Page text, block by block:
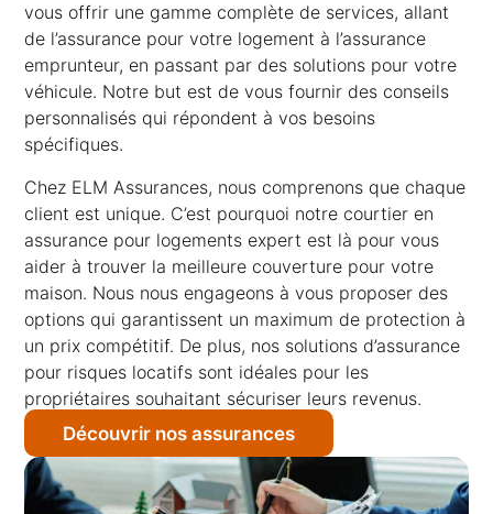
vous offrir une gamme complète de services, allant
de l’assurance pour votre logement à l’assurance
emprunteur, en passant par des solutions pourvotre
véhicule. Notre but est de vous fournir des conseils
personnalisés qui répondent à vos besoins
spécifiques.
Chez ELM Assurances, nous comprenons que chaque
client est unique. C’est pourquoi notre courtier en
assurance pour logements expert est là pour vous
aider à trouver la meilleure couverture pour votre
maison. Nous nous engageons à vous proposer des
options qui garantissent un maximum de protection à
un prix compétitif. De plus, nos solutions d’assurance
pour risques locatifs sont idéales pour les
propriétaires souhaitant sécuriser leurs revenus.
Découvrir nos assurances